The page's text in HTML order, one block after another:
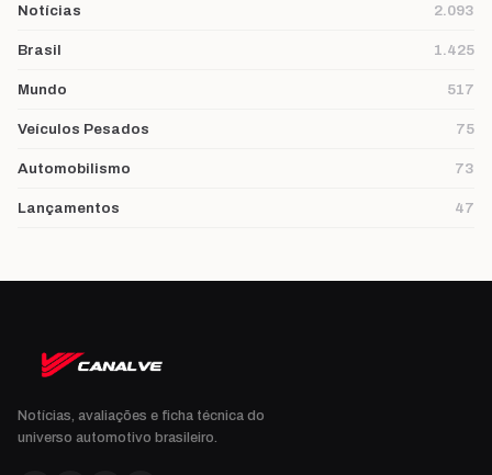
Notícias 2.093
Brasil 1.425
Mundo 517
Veículos Pesados 75
Automobilismo 73
Lançamentos 47
Notícias, avaliações e ficha técnica do
universo automotivo brasileiro.